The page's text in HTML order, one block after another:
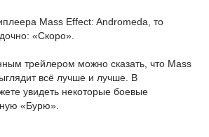
Mass Effect: Andromeda, то
«Скоро».
трейлером можно сказать, что Mass
всё лучше и лучше. В
увидеть некоторые боевые
«Бурю».